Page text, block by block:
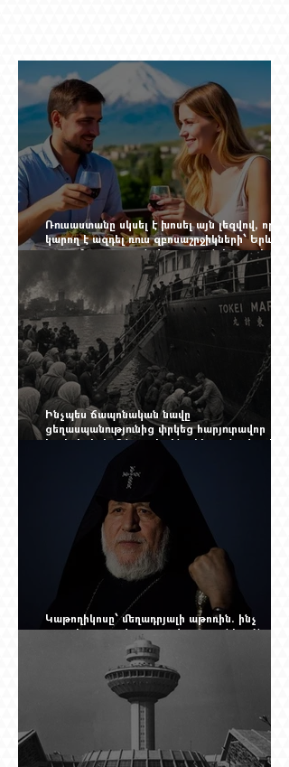
Ռուսաստանը սկսել է խոսել այն լեզվով, որը
կարող է ազդել ռուս զբոսաշրջիկների՝ Երևան
գալու մտադրության վրա. որքան կարող է
խորանալ հայ-ռուսական ճգնաժամը
Ինչպես ճապոնական նավը
ցեղասպանությունից փրկեց հարյուրավոր
հայերի, իսկ մենք չգիտենք հերոս նավապետի
անունը՝ Սաձո Հիբիի
Կաթողիկոսը՝ մեղադրյալի աթոռին. ինչ
սպասել այսօրվա դատավարությունից: Yerevan
Online Mag.-ի մեծ ռեպորտաժը